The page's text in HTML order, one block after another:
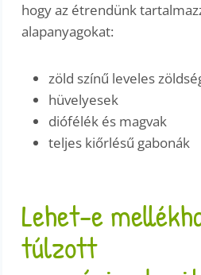
hogy az étrendünk
alapanyagokat:
zöld színű leveles
hüvelyesek
diófélék és magvak
teljes kiőrlésű gabonák
Lehet-e
túlzott